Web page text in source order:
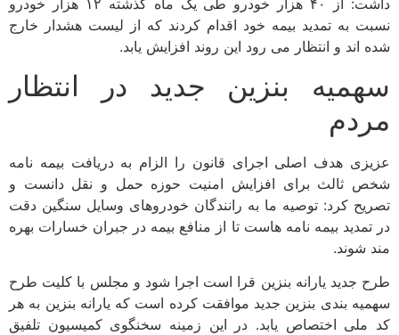
نسبت به تمدید بیمه خود اقدام کردند که از لیست هشدار خارج
شده اند و انتظار می رود این روند افزایش یابد.
سهمیه بنزین جدید در انتظار
مردم
عزیزی هدف اصلی اجرای قانون را الزام به دریافت بیمه نامه
شخص ثالث برای افزایش امنیت حوزه حمل و نقل دانست و
تصریح کرد: توصیه ما به رانندگان خودروهای وسایل سنگین دقت
در تمدید بیمه نامه هاست تا از منافع بیمه در جبران خسارات بهره
مند شوند.
طرح جدید یارانه بنزین قرا است اجرا شود و مجلس با کلیت طرح
سهمیه بندی بنزین جدید موافقت کرده است که یارانه بنزین به هر
کد ملی اختصاص یابد. در این زمینه سخنگوی کمیسیون تلفیق